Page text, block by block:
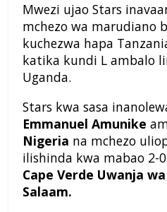
Mwezi ujao Stars
mchezo wa marudiano
kuchezwa hapa
katika kundi L ambalo
Uganda.
Stars kwa sasa
Emmanuel Amunike
Nigeria na mchezo
ilishinda kwa mabao 2-
Cape Verde Uwanja
Salaam.